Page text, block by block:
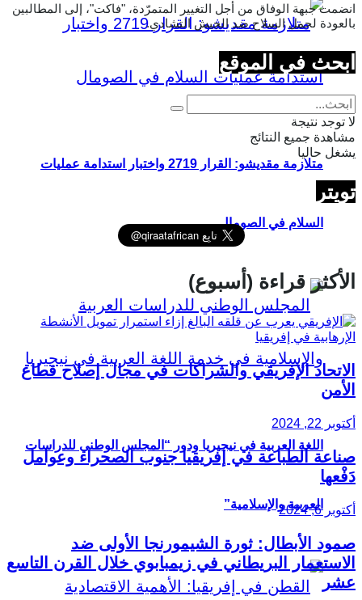
متلازمة مقديشو: القرار 2719 واختبار استدامة عمليات
السلام في الصومال
اللغة العربية في نيجيريا ودور “المجلس الوطني للدراسات
العربية والإسلامية”
انضمت جبهة الوفاق من أجل التغيير المتمرّدة، "فاكت"، إلى المطالبين
بالعودة لحمل السلاح ضد الجيش التشادي.
ابحث في الموقع
لا توجد نتيجة
مشاهدة جميع النتائج
يشغل حاليا
تويتر
الأكثر قراءة (أسبوع)
الاتحاد الإفريقي والشراكات في مجال إصلاح قطاع
الأمن
أكتوبر 22, 2024
صناعة الطباعة في إفريقيا جنوب الصحراء وعوامل
دَفْعها
أكتوبر 6, 2024
صمود الأبطال: ثورة الشيمورنجا الأولى ضد
الاستعمار البريطاني في زيمبابوي خلال القرن التاسع
عشر